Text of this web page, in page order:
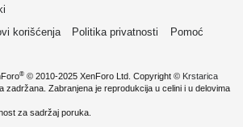
korišćenja Politika privatnosti
Pomoć
® © 2010-2025 XenForo Ltd. Copyright © Krstarica
zadržana. Zabranjena je reprodukcija u celini i u delovima
za sadržaj poruka.